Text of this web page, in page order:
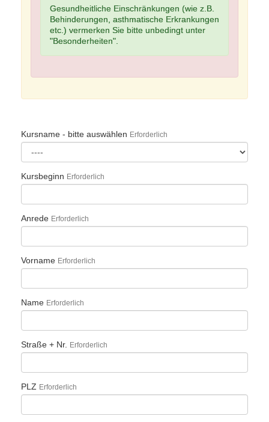
Gesundheitliche Einschränkungen (wie z.B.
Behinderungen, asthmatische Erkrankungen
etc.) vermerken Sie bitte unbedingt unter
"Besonderheiten".
Kursname - bitte auswählen Erforderlich
Kursbeginn Erforderlich
Anrede Erforderlich
Vorname Erforderlich
Name Erforderlich
Straße + Nr. Erforderlich
PLZ Erforderlich